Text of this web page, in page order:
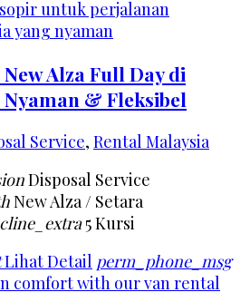
Alza Full Day di
& Fleksibel
Service, Rental Malaysia
Disposal Service
New Alza / Setara
5 Kursi
Lihat Detail perm_phone_msg